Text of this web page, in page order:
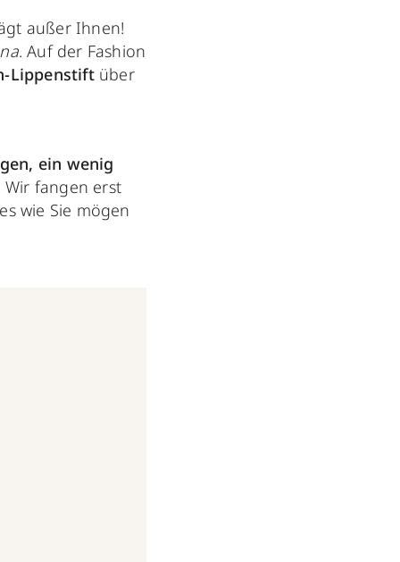
außer Ihnen!
. Auf der Fashion
Lippenstiftüber
ein wenig
Wir fangen erst
wie Sie mögen